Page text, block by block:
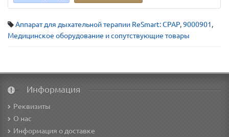
Аппарат для дыхательной терапии ReSmart: CPAP,9000901,
Медицинское оборудование и сопутствующие товары
Информация
Реквизиты
О нас
Информация о доставке